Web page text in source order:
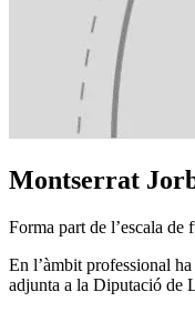
Montserrat
Forma part de l’escala
En l’àmbit professional
adjunta a la Diputació de